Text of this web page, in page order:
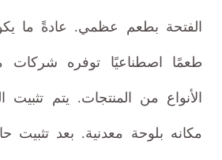
الفتحة بطعم عظمي. عادةً ما
طعمًا اصطناعيًا توفره
الأنواع من المنتجات. يتم
مكانه بلوحة معدنية. بعد تثبيت